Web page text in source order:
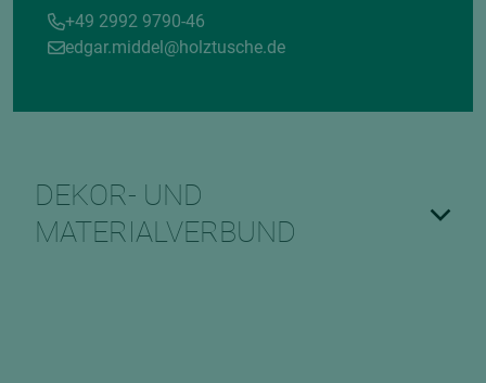
+49 2992 9790-46
edgar.middel@holztusche.de
DEKOR- UND
MATERIALVERBUND